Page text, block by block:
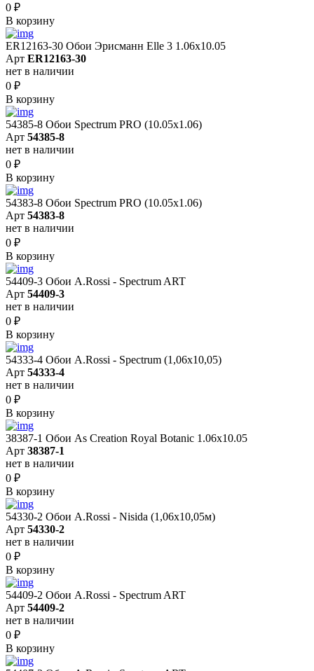
0 ₽
В корзину
ER12163-30 Обои Эрисманн Elle 3 1.06x10.05
Арт ER12163-30
нет в наличии
0 ₽
В корзину
54385-8 Обои Spectrum PRO (10.05х1.06)
Арт 54385-8
нет в наличии
0 ₽
В корзину
54383-8 Обои Spectrum PRO (10.05х1.06)
Арт 54383-8
нет в наличии
0 ₽
В корзину
54409-3 Обои A.Rossi - Spectrum ART
Арт 54409-3
нет в наличии
0 ₽
В корзину
54333-4 Обои A.Rossi - Spectrum (1,06x10,05)
Арт 54333-4
нет в наличии
0 ₽
В корзину
38387-1 Обои As Creation Royal Botanic 1.06x10.05
Арт 38387-1
нет в наличии
0 ₽
В корзину
54330-2 Обои A.Rossi - Nisida (1,06x10,05м)
Арт 54330-2
нет в наличии
0 ₽
В корзину
54409-2 Обои A.Rossi - Spectrum ART
Арт 54409-2
нет в наличии
0 ₽
В корзину